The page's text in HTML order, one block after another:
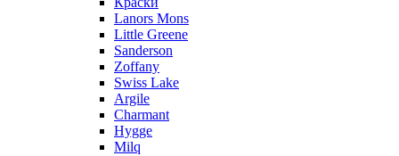
Lanors Mons
Little Greene
Sanderson
Zoffany
Swiss Lake
Argile
Charmant
Hygge
Milq